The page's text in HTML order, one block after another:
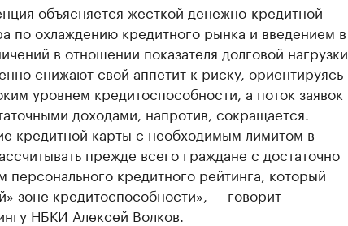
объясняется жесткой денежно-кредитной
по охлаждению кредитного рынка и введением в
в отношении показателя долговой нагрузки
снижают свой аппетит к риску, ориентируясь
уровнем кредитоспособности, а поток заявок
доходами, напротив, сокращается.
кредитной карты с необходимым лимитом в
прежде всего граждане с достаточно
персонального кредитного рейтинга, который
зоне кредитоспособности», — говорит
НБКИ Алексей Волков.